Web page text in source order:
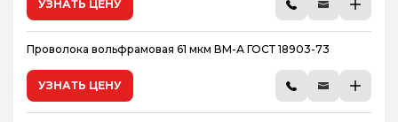
УЗНАТЬ ЦЕНУ
Проволока вольфрамовая 61 мкм ВМ-А ГОСТ 18903-73
УЗНАТЬ ЦЕНУ